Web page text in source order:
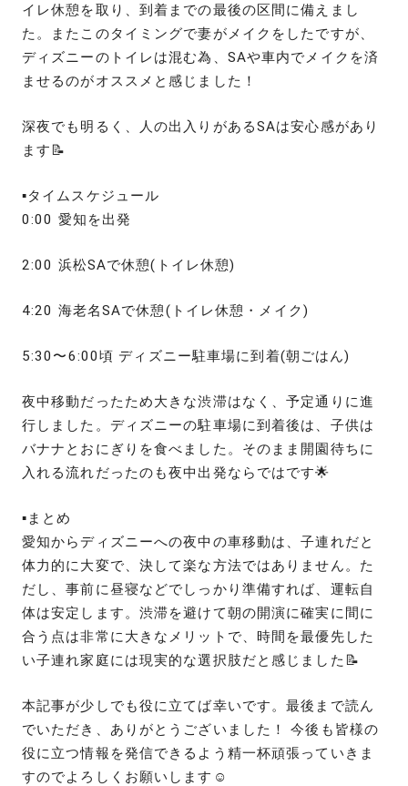
イレ休憩を取り、到着までの最後の区間に備えまし
た。またこのタイミングで妻がメイクをしたですが、
ディズニーのトイレは混む為、SAや車内でメイクを済
ませるのがオススメと感じました！
深夜でも明るく、人の出入りがあるSAは安心感があり
ます📝
▪️タイムスケジュール
0:00 愛知を出発
2:00 浜松SAで休憩(トイレ休憩)
4:20 海老名SAで休憩(トイレ休憩・メイク)
5:30〜6:00頃 ディズニー駐車場に到着(朝ごはん)
夜中移動だったため大きな渋滞はなく、予定通りに進
行しました。ディズニーの駐車場に到着後は、子供は
バナナとおにぎりを食べました。そのまま開園待ちに
入れる流れだったのも夜中出発ならではです🌟
▪️まとめ
愛知からディズニーへの夜中の車移動は、子連れだと
体力的に大変で、決して楽な方法ではありません。た
だし、事前に昼寝などでしっかり準備すれば、運転自
体は安定します。渋滞を避けて朝の開演に確実に間に
合う点は非常に大きなメリットで、時間を最優先した
い子連れ家庭には現実的な選択肢だと感じました📝
本記事が少しでも役に立てば幸いです。最後まで読ん
でいただき、ありがとうございました！ 今後も皆様の
役に立つ情報を発信できるよう精一杯頑張っていきま
すのでよろしくお願いします☺️